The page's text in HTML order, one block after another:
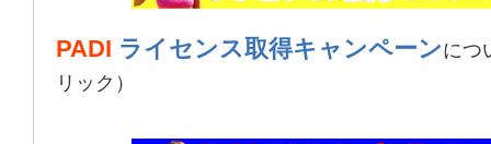
PADI ライセンス取得キャンペーンにつ
リック）